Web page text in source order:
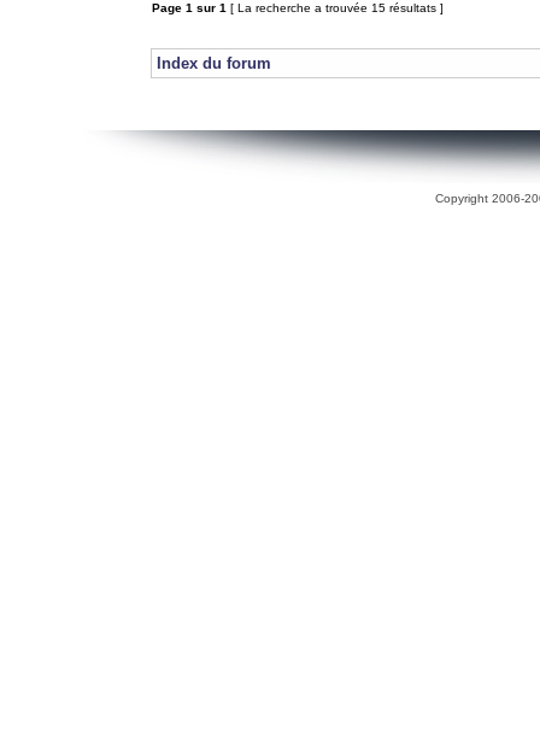
Page 1 sur 1 [ La recherche a trouvée 15 résultats ]
Index du forum
Copyright 2006-